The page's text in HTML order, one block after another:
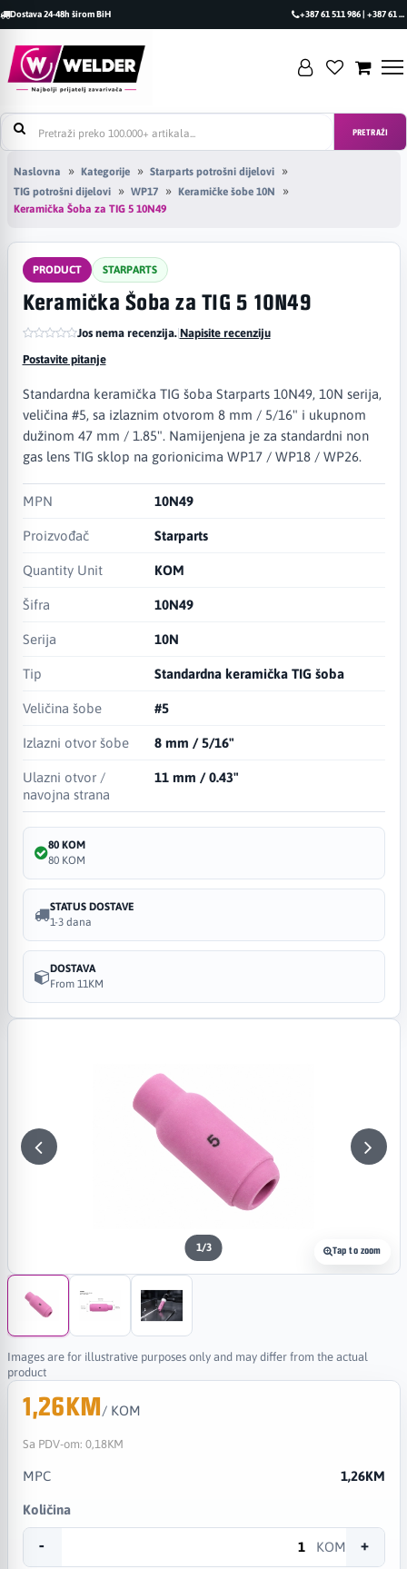
Dostava 24-48h širom BiH +387 61 511 986 | +387 61 493 470
PRETRAŽI
Naslovna Kategorije
Starparts potrošni dijelovi
TIG potrošni dijelovi
WP17
Keramičke šobe 10N
Keramička Šoba za TIG 5 10N49
Tap to zoom
1/3
Images are for illustrative purposes only and may differ from the actual
product
PRODUCT STARPARTS
Keramička Šoba za TIG 5 10N49
Jos nema recenzija.|Napisite recenziju
Postavite pitanje
Standardna keramička TIG šoba Starparts 10N49, 10N serija,
veličina #5, sa izlaznim otvorom 8 mm / 5/16" i ukupnom
dužinom 47 mm / 1.85". Namijenjena je za standardni non
gas lens TIG sklop na gorionicima WP17 / WP18 / WP26.
MPN 10N49
Proizvođač Starparts
Quantity Unit KOM
Šifra 10N49
Serija 10N
Tip Standardna keramička TIG šoba
Veličina šobe #5
Izlazni otvor šobe 8 mm / 5/16"
Ulazni otvor /
navojna strana
11 mm / 0.43"
80 KOM
80 KOM
STATUS DOSTAVE
1-3 dana
DOSTAVA
From 11KM
1,26KM/ KOM
Sa PDV-om: 0,18KM
MPC 1,26KM
Količina
- KOM +